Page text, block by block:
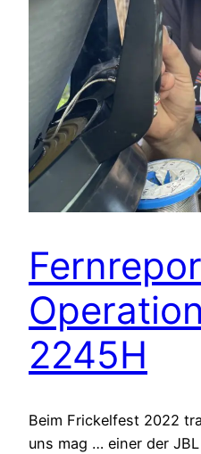
2245H
Beim Frickelfest 2022
uns mag … einer der